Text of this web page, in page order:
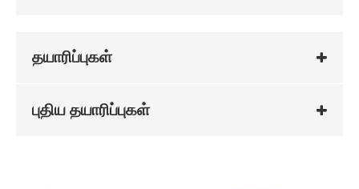
தயாரிப்புகள்
புதிய தயாரிப்புகள்